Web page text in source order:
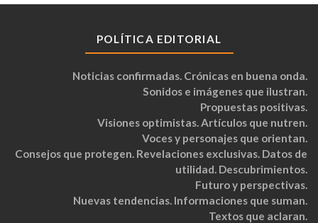
POLÍTICA EDITORIAL
Noticias confirmadas. Crónicas en buena onda.
Sonidos e imágenes que ilustran.
Propuestas positivas.
Visiones optimistas. Artículos que nutren.
Voces y personajes que orientan.
Consejos que protegen. Revelaciones exclusivas. Datos de
utilidad. Descubrimientos.
Futuro y perspectivas.
Nuevas tendencias. Informaciones que suman.
Textos que aclaran.